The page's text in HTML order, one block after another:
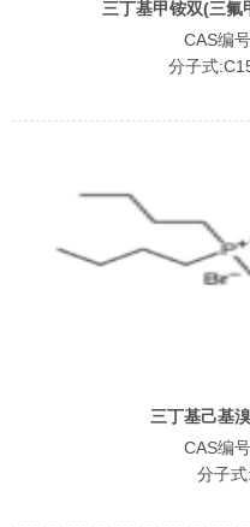
三丁基甲铵双(三
CAS编
分子式
三丁基己基
CAS编
分子